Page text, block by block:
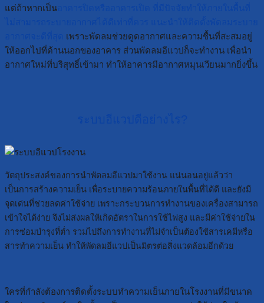
แต่ถ้าหากเป็น
เพราะพัดลมช่วยดูดอากาศและความชื้นที่สะสมอยู่
ให้ออกไปที่ด้านนอกของอาคาร ส่วนพัดลมอีแวปก็จะทำงาน เพื่อนำ
อากาศใหม่ที่บริสุทธิ์เข้ามา ทำให้อาคารมีอากาศหมุนเวียนมากยิ่งขึ้น
วัตถุประสงค์ของการนำพัดลมอีแวปมาใช้งาน แน่นอนอยู่แล้วว่า
เป็นการสร้างความเย็น เพื่อระบายความร้อนภายในพื้นที่ได้ดี และยังมี
จุดเด่นที่ช่วยลดค่าใช้จ่าย เพราะกระบวนการทำงานของเครื่องสามารถ
เข้าใจได้ง่าย จึงไม่ส่งผลให้เกิดอัตราในการใช้ไฟสูง และมีค่าใช้จ่ายใน
การซ่อมบำรุงที่ต่ำ รวมไปถึงการทำงานที่ไม่จำเป็นต้องใช้สารเคมีหรือ
สารทำความเย็น ทำให้พัดลมอีแวปเป็นมิตรต่อสิ่งแวดล้อมอีกด้วย
ใครที่กำลังต้องการติดตั้งระบบทำความเย็นภายในโรงงานที่มีขนาด